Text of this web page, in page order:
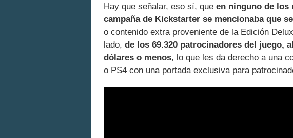
Hay que señalar, eso sí, que en ninguno de los
campaña de Kickstarter se mencionaba que
o contenido extra proveniente de la Edición
lado, de los 69.320 patrocinadores del juego,
dólares o menos, lo que les da derecho a una
o PS4 con una portada exclusiva para